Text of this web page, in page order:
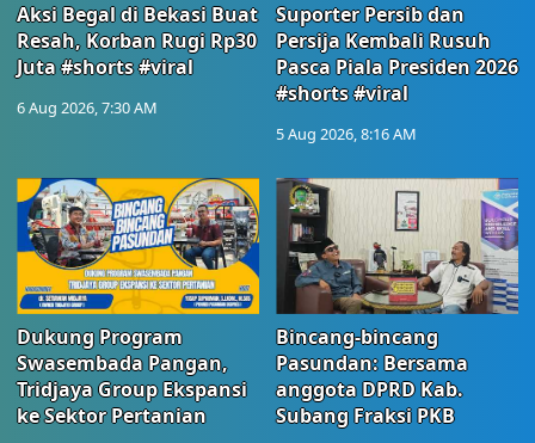
Aksi Begal di Bekasi Buat
Resah, Korban Rugi Rp30
Juta #shorts #viral
6 Aug 2026, 7:30 AM
Suporter Persib dan
Persija Kembali Rusuh
Pasca Piala Presiden 2026
#shorts #viral
5 Aug 2026, 8:16 AM
Dukung Program
Swasembada Pangan,
Tridjaya Group Ekspansi
ke Sektor Pertanian
Bincang-bincang
Pasundan: Bersama
anggota DPRD Kab.
Subang Fraksi PKB